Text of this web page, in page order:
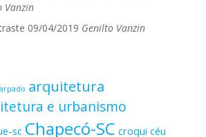
Vanzin
09/04/2019 Genilto Vanzin
arquitetura
e urbanismo
sc Chapecó-SC croqui céu